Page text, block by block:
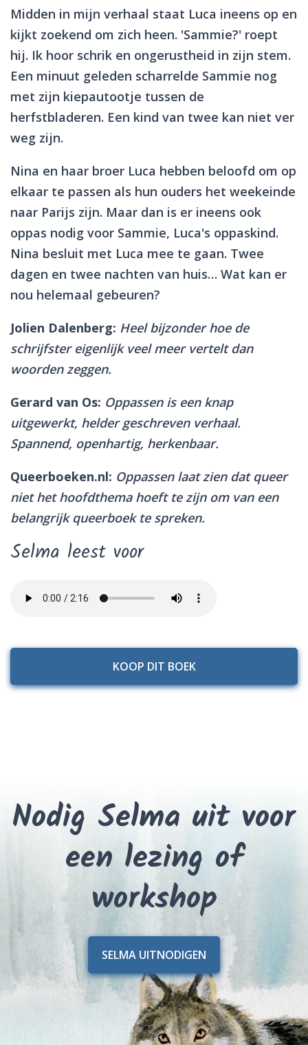
Midden in mijn verhaal staat Luca ineens op en
kijkt zoekend om zich heen. 'Sammie?' roept
hij. Ik hoor schrik en ongerustheid in zijn stem.
Een minuut geleden scharrelde Sammie nog
met zijn kiepautootje tussen de
herfstbladeren. Een kind van twee kan niet ver
weg zijn.
Nina en haar broer Luca hebben beloofd om op
elkaar te passen als hun ouders het weekeinde
naar Parijs zijn. Maar dan is er ineens ook
oppas nodig voor Sammie, Luca's oppaskind.
Nina besluit met Luca mee te gaan. Twee
dagen en twee nachten van huis… Wat kan er
nou helemaal gebeuren?
Jolien Dalenberg: Heel bijzonder hoe de
schrijfster eigenlijk veel meer vertelt dan
woorden zeggen.
Gerard van Os: Oppassen is een knap
uitgewerkt, helder geschreven verhaal.
Spannend, openhartig, herkenbaar.
Queerboeken.nl: Oppassen laat zien dat queer
niet het hoofdthema hoeft te zijn om van een
belangrijk queerboek te spreken.
Selma leest voor
KOOP DIT BOEK
Nodig Selma uit voor
een lezing of
workshop
SELMA UITNODIGEN